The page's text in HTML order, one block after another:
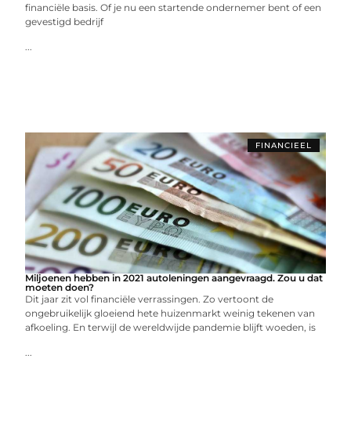
financiële basis. Of je nu een startende ondernemer bent of een
gevestigd bedrijf
...
FINANCIEEL
Miljoenen hebben in 2021 autoleningen aangevraagd. Zou u dat
moeten doen?
Dit jaar zit vol financiële verrassingen. Zo vertoont de
ongebruikelijk gloeiend hete huizenmarkt weinig tekenen van
afkoeling. En terwijl de wereldwijde pandemie blijft woeden, is
...